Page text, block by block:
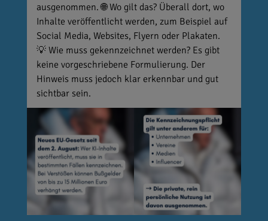
ausgenommen. 🌐 Wo gilt das? Überall dort, wo
Inhalte veröffentlicht werden, zum Beispiel auf
Social Media, Websites, Flyern oder Plakaten.
💡 Wie muss gekennzeichnet werden? Es gibt
keine vorgeschriebene Formulierung. Der
Hinweis muss jedoch klar erkennbar und gut
sichtbar sein.